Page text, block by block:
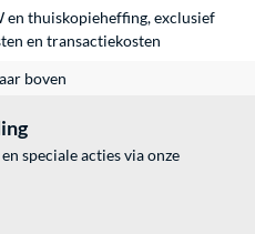
thuiskopieheffing, exclusief
en transactiekosten
boven
speciale acties via onze